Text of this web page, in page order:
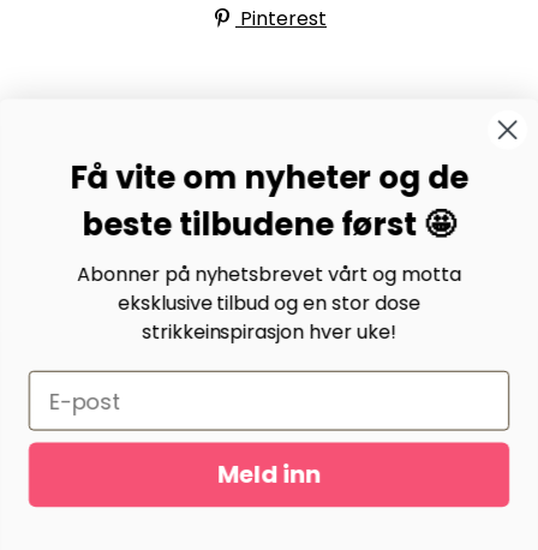
Pinterest
Bli medlem av Bystrikk-forumet vårt på Facebook og
møt både designere og teststrikkere, samt 31.000
andre Bystrikkere som deler erfaringer, bilder og
inspirasjon.
Bli medlem her.
Få vite om nyheter og de
beste tilbudene først 🤩
Abonner på nyhetsbrevet vårt og motta
eksklusive tilbud og en stor dose
strikkeinspirasjon hver uke!
Meld inn